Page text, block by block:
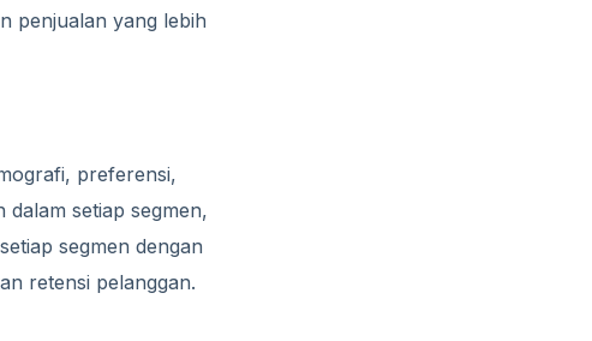
penjualan yang lebih
preferensi,
setiap segmen,
segmen dengan
retensi pelanggan.